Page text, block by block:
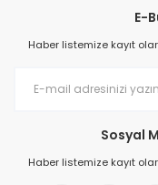
E-
Haber listemize kayıt
Sosyal
Haber listemize kayıt